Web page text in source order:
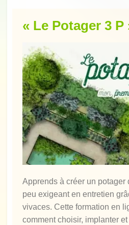
« Le Potager 3 P
Apprends à créer un potager
peu exigeant en entretien
vivaces. Cette formation en
comment choisir, implanter